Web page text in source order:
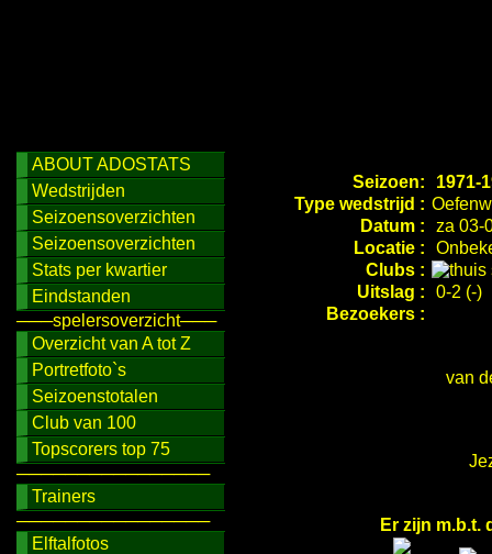
ABOUT ADOSTATS
Wedstrijden
Seizoensoverzichten
Seizoensoverzichten
Stats per kwartier
Eindstanden
───spelersoverzicht───
Overzicht van A tot Z
Portretfoto`s
Seizoenstotalen
Club van 100
Topscorers top 75
────────────────
Trainers
────────────────
Elftalfotos
Seizoen:
1971-
Type wedstrijd :
Datum :
za 03-
Locatie :
Clubs :
Uitslag :
0-2 (-)
Bezoekers :
van
Er zijn m.b.t.